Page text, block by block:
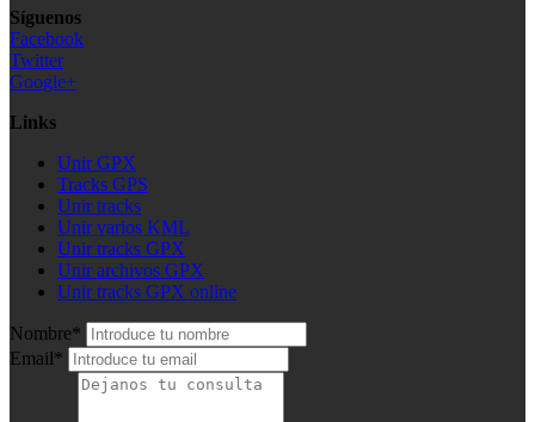
Síguenos
Facebook
Twitter
Google+
Links
Unir GPX
Tracks GPS
Unir tracks
Unir varios KML
Unir tracks GPX
Unir archivos GPX
Unir tracks GPX online
Nombre*
Email*